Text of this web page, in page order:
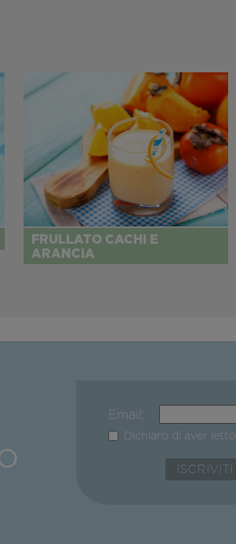
FRULLATO CACHI E
ARANCIA
Email:
Dichiaro di aver letto